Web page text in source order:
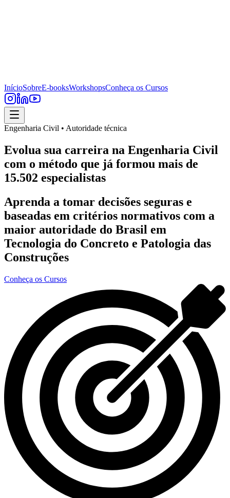
InícioSobreE-booksWorkshopsConheça os Cursos
Engenharia Civil • Autoridade técnica
Evolua sua carreira na Engenharia Civil
com o método que já formou mais de
15.502 especialistas
Aprenda a tomar decisões seguras e
baseadas em critérios normativos com a
maior autoridade do Brasil em
Tecnologia do Concreto e Patologia das
Construções
Conheça os Cursos